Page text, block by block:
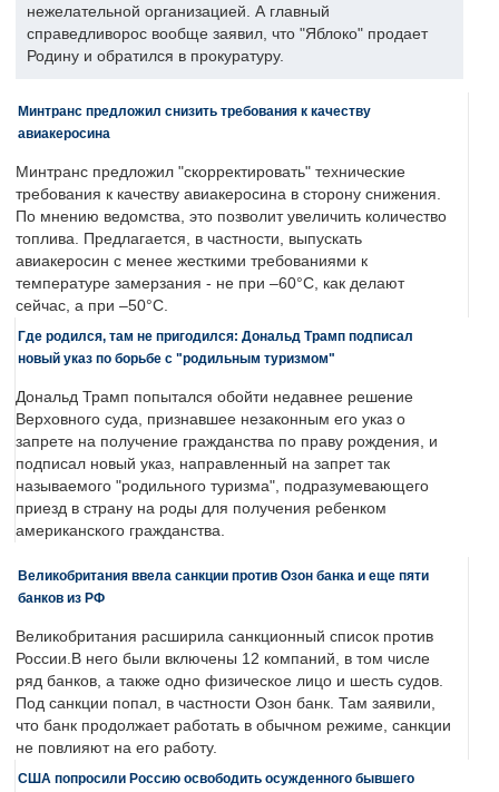
нежелательной организацией. А главный
справедливорос вообще заявил, что "Яблоко" продает
Родину и обратился в прокуратуру.
Минтранс предложил снизить требования к качеству
авиакеросина
Минтранс предложил "скорректировать" технические
требования к качеству авиакеросина в сторону снижения.
По мнению ведомства, это позволит увеличить количество
топлива. Предлагается, в частности, выпускать
авиакеросин с менее жесткими требованиями к
температуре замерзания - не при –60°C, как делают
сейчас, а при –50°C.
Где родился, там не пригодился: Дональд Трамп подписал
новый указ по борьбе с "родильным туризмом"
Дональд Трамп попытался обойти недавнее решение
Верховного суда, признавшее незаконным его указ о
запрете на получение гражданства по праву рождения, и
подписал новый указ, направленный на запрет так
называемого "родильного туризма", подразумевающего
приезд в страну на роды для получения ребенком
американского гражданства.
Великобритания ввела санкции против Озон банка и еще пяти
банков из РФ
Великобритания расширила санкционный список против
России.В него были включены 12 компаний, в том числе
ряд банков, а также одно физическое лицо и шесть судов.
Под санкции попал, в частности Озон банк. Там заявили,
что банк продолжает работать в обычном режиме, санкции
не повлияют на его работу.
США попросили Россию освободить осужденного бывшего